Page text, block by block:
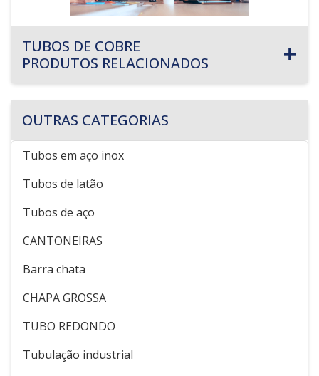
TUBOS DE COBRE
PRODUTOS RELACIONADOS
OUTRAS CATEGORIAS
Tubos em aço inox
Tubos de latão
Tubos de aço
CANTONEIRAS
Barra chata
CHAPA GROSSA
TUBO REDONDO
Tubulação industrial